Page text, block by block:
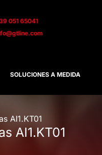
051 65041
SOLUCIONES A MEDIDA
AI1.KT01
AI1.KT01